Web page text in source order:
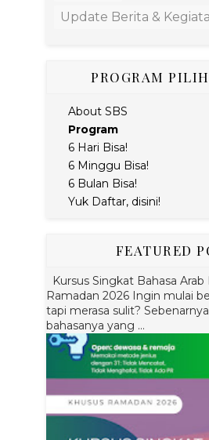
Update Berita &
PROGRAM
About SBS
Program
6 Hari Bisa!
6 Minggu Bisa!
6 Bulan Bisa!
Yuk Daftar, disini!
FEATURED
Kursus Singkat Bahasa Arab
Ramadan 2026 Ingin mulai
tapi merasa sulit?
bahasanya yang ...